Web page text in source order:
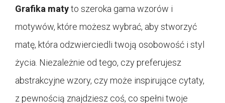
Grafika matyto szeroka gama wzorów i
motywów, które możesz wybrać, aby stworzyć
matę, która odzwierciedli twoją osobowość i styl
życia. Niezależnie od tego, czy preferujesz
abstrakcyjne wzory, czy może inspirujące cytaty,
z pewnością znajdziesz coś, co spełni twoje